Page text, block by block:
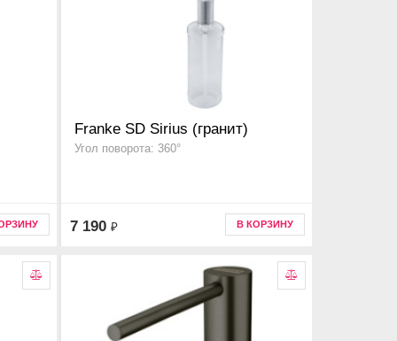
Franke SD Sirius (гранит)
Угол поворота: 360°
7 190 ₽ В КОРЗИНУ